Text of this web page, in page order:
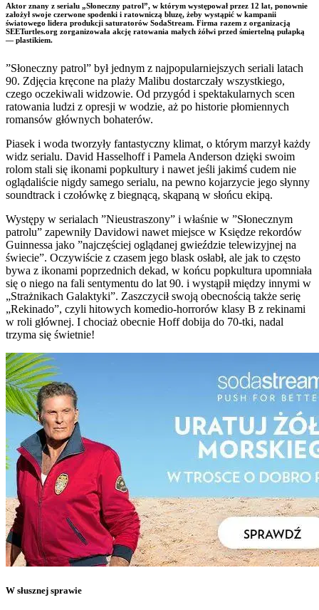
Aktor znany z serialu „Słoneczny patrol”, w którym występował przez 12 lat, ponownie
założył swoje czerwone spodenki i ratowniczą bluzę, żeby wystąpić w kampanii
światowego lidera produkcji saturatorów SodaStream. Firma razem z organizacją
SEETurtles.org zorganizowała akcję ratowania małych żółwi przed śmiertelną pułapką
— plastikiem.
”Słoneczny patrol” był jednym z najpopularniejszych seriali latach
90. Zdjęcia kręcone na plaży Malibu dostarczały wszystkiego,
czego oczekiwali widzowie. Od przygód i spektakularnych scen
ratowania ludzi z opresji w wodzie, aż po historie płomiennych
romansów głównych bohaterów.
Piasek i woda tworzyły fantastyczny klimat, o którym marzył każdy
widz serialu. David Hasselhoff i Pamela Anderson dzięki swoim
rolom stali się ikonami popkultury i nawet jeśli jakimś cudem nie
oglądaliście nigdy samego serialu, na pewno kojarzycie jego słynny
soundtrack i czołówkę z biegnącą, skąpaną w słońcu ekipą.
Występy w serialach ”Nieustraszony” i właśnie w ”Słonecznym
patrolu” zapewniły Davidowi nawet miejsce w Księdze rekordów
Guinnessa jako ”najczęściej oglądanej gwieździe telewizyjnej na
świecie”. Oczywiście z czasem jego blask osłabł, ale jak to często
bywa z ikonami poprzednich dekad, w końcu popkultura upomniała
się o niego na fali sentymentu do lat 90. i wystąpił między innymi w
„Strażnikach Galaktyki”. Zaszczycił swoją obecnością także serię
„Rekinado”, czyli hitowych komedio-horrorów klasy B z rekinami
w roli głównej. I chociaż obecnie Hoff dobija do 70-tki, nadal
trzyma się świetnie!
W słusznej sprawie